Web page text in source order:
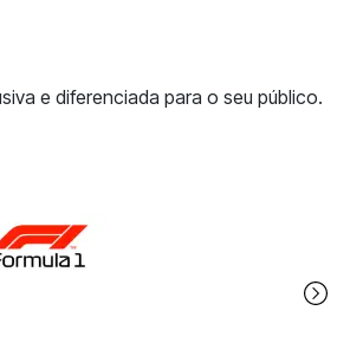
e diferenciada para o seu público.